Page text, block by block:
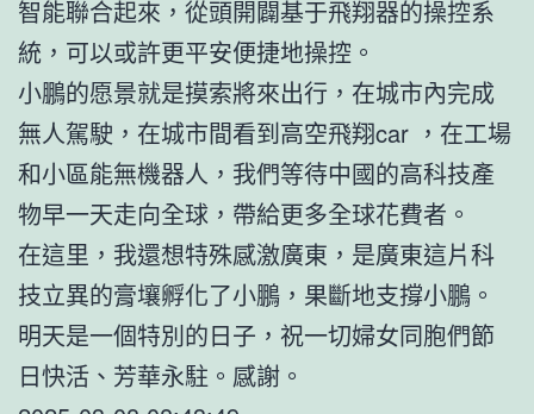
智能聯合起來，從頭開闢基于飛翔器的操控系
統，可以或許更平安便捷地操控。
小鵬的愿景就是摸索將來出行，在城市內完成
無人駕駛，在城市間看到高空飛翔car ，在工場
和小區能無機器人，我們等待中國的高科技產
物早一天走向全球，帶給更多全球花費者。
在這里，我還想特殊感激廣東，是廣東這片科
技立異的膏壤孵化了小鵬，果斷地支撐小鵬。
明天是一個特別的日子，祝一切婦女同胞們節
日快活、芳華永駐。感謝。